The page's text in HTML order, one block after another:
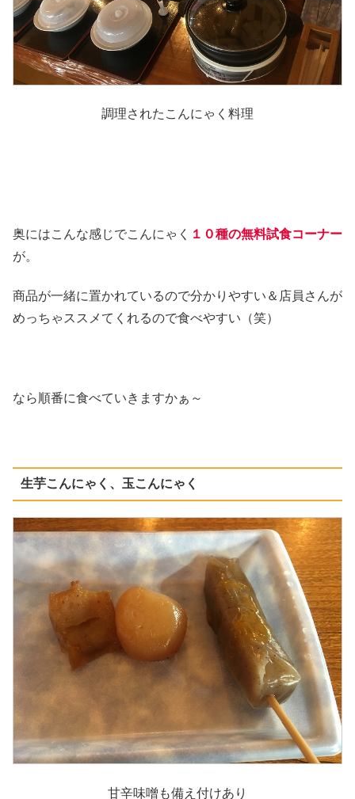
調理されたこんにゃく料理
奥にはこんな感じでこんにゃく １０種の無料試食コーナー
が。
商品が一緒に置かれているので分かりやすい＆店員さんが
めっちゃススメてくれるので食べやすい（笑）
なら順番に食べていきますかぁ～
生芋こんにゃく、玉こんにゃく
甘辛味噌も備え付けあり